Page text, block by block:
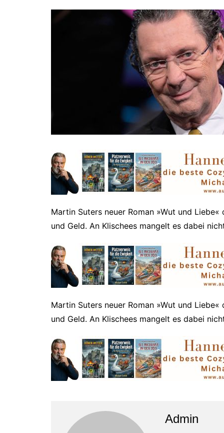
Martin Suters neuer Roman »Wut und
und Geld. An Klischees mangelt es dabei
​Martin Suters neuer Roman »Wut und
und Geld. An Klischees mangelt es dabei
Admin